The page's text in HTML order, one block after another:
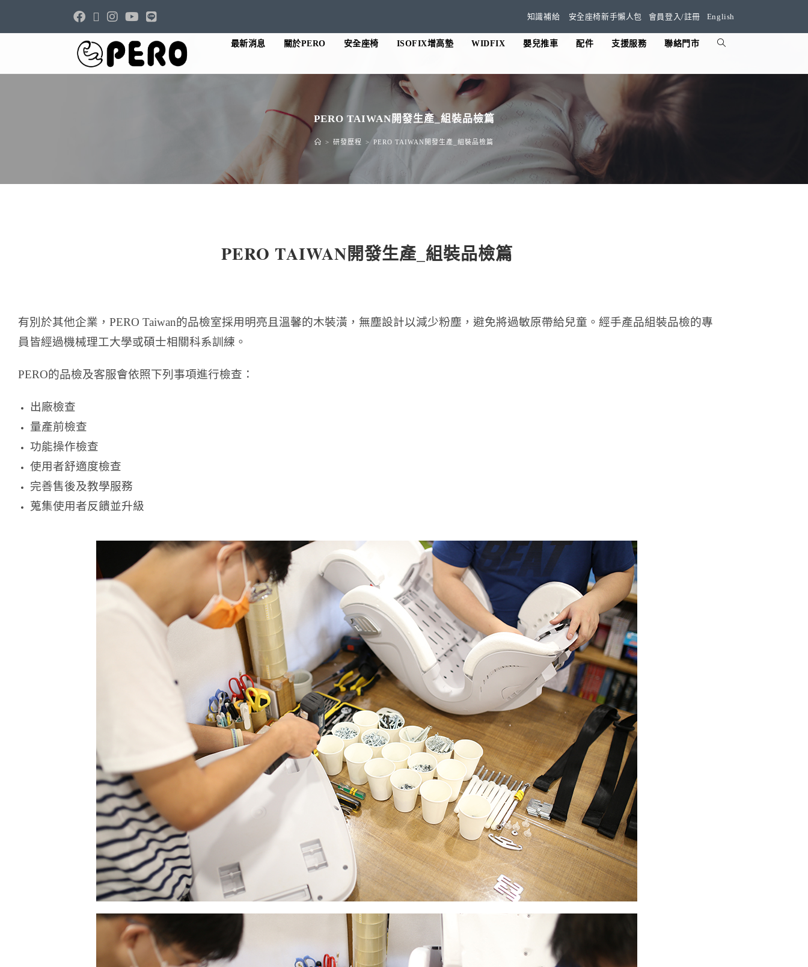
知識補給 安全座椅新手懶人包 會員登入/註冊 English
最新消息 關於PERO 安全座椅 ISOFIX增高墊 WIDFIX 嬰兒推車 配件 支援服務 聯絡門市
PERO TAIWAN開發生產_組裝品檢篇
> 研發歷程 > PERO TAIWAN開發生產_組裝品檢篇
PERO TAIWAN開發生產_組裝品檢篇
有別於其他企業，PERO Taiwan的品檢室採用明亮且溫馨的木裝潢， 無塵設計以減少粉塵，避免將過敏原帶給兒童。 經手產品組裝品檢的專
員皆經過機械理工大學或碩士相關科系訓練。
PERO的品檢及客服會依照下列事項進行檢查：
出廠檢查
量產前檢查
功能操作檢查
使用者舒適度檢查
完善售後及教學服務
蒐集使用者反饋並升級